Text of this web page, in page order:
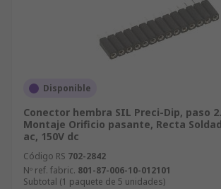
Disponible
Conector hembra SIL Preci-Dip, paso
Montaje Orificio pasante, Recta
ac, 150V dc
Código RS 702-2842
Nº ref. fabric. 801-87-006-10-012101
Subtotal (1 paquete de 5 unidades)